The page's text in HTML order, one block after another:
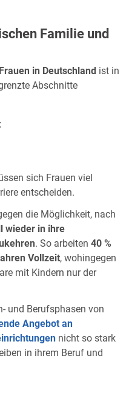
Familie und
in Deutschland ist in
Abschnitte
sich Frauen viel
entscheiden.
die Möglichkeit, nach
wieder in ihre
. So arbeiten 40 %
Vollzeit, wohingegen
mit Kindern nur der
und Berufsphasen von
Angebot an
nicht so stark
in ihrem Beruf und